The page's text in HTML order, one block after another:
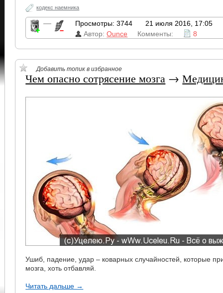
кодекс наемника
— Просмотры: 3744
21 июля 2016, 17:05
Автор:Ounce Комменты: 8
Добавить топик в избранное
Чем опасно сотрясение мозга →
Ушиб, падение, удар – коварных случайностей, которые
мозга, хоть отбавляй.
Читать дальше →